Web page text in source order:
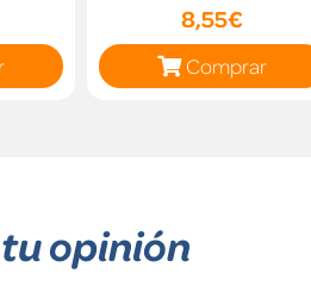
8,55€
Comprar
opinión